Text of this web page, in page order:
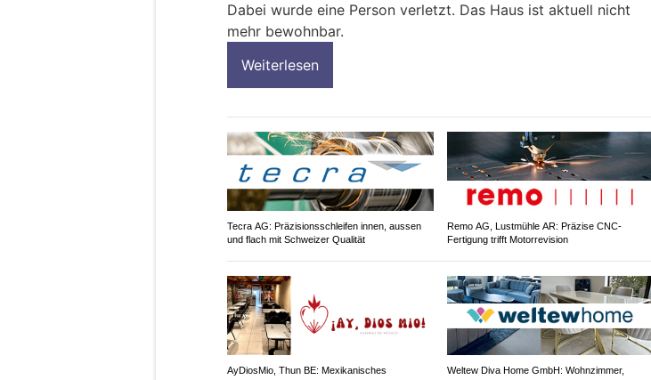
Dabei wurde eine Person verletzt. Das Haus ist aktuell nicht
mehr bewohnbar.
Weiterlesen
Tecra AG: Präzisionsschleifen innen, aussen
und flach mit Schweizer Qualität
Remo AG, Lustmühle AR: Präzise CNC-
Fertigung trifft Motorrevision
AyDiosMio, Thun BE: Mexikanisches
Weltew Diva Home GmbH: Wohnzimmer,